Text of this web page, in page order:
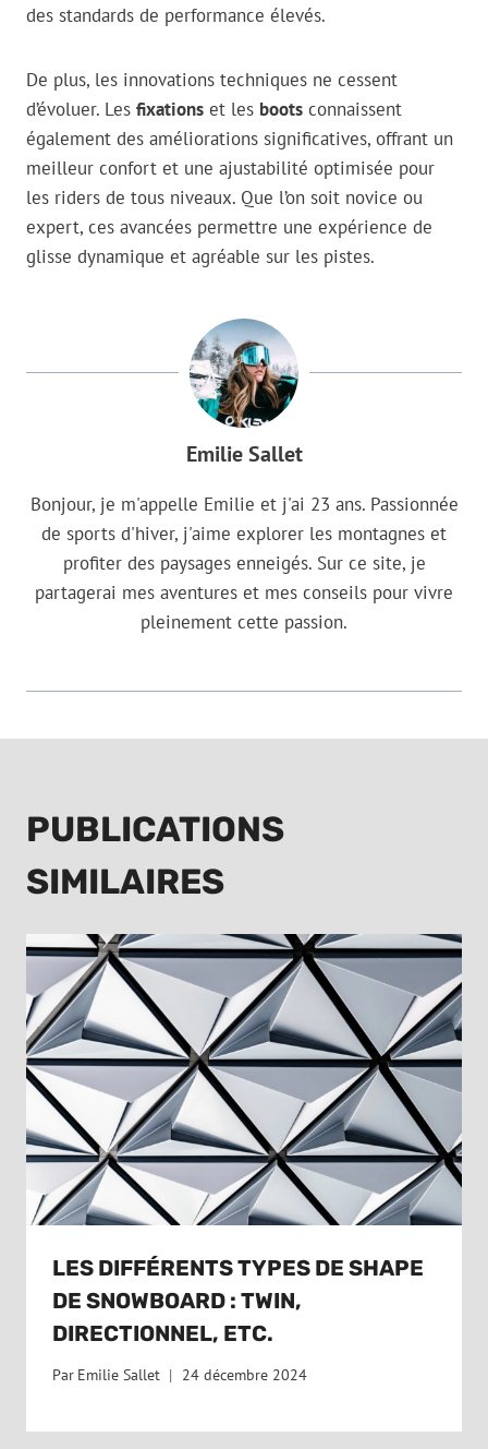
des standards de performance élevés.
De plus, les innovations techniques ne cessent
d’évoluer. Les fixations et les boots connaissent
également des améliorations significatives, offrant un
meilleur confort et une ajustabilité optimisée pour
les riders de tous niveaux. Que l’on soit novice ou
expert, ces avancées permettre une expérience de
glisse dynamique et agréable sur les pistes.
Emilie Sallet
Bonjour, je m'appelle Emilie et j'ai 23 ans. Passionnée
de sports d'hiver, j'aime explorer les montagnes et
profiter des paysages enneigés. Sur ce site, je
partagerai mes aventures et mes conseils pour vivre
pleinement cette passion.
PUBLICATIONS
SIMILAIRES
LES DIFFÉRENTS TYPES DE SHAPE
DE SNOWBOARD : TWIN,
DIRECTIONNEL, ETC.
Par Emilie Sallet 24 décembre 2024